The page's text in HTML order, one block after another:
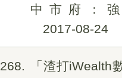
中市府：
2017-08-24
268
「渣打iWealth